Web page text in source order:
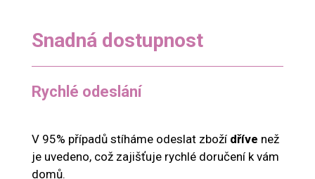
Snadná dostupnost
Rychlé odeslání
V 95% případů stíháme odeslat zboží dříve než
je uvedeno, což zajišťuje rychlé doručení k vám
domů.